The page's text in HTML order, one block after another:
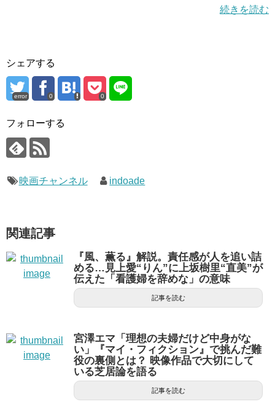
続きを読む
シェアする
error 0 0
フォローする
映画チャンネル indoade
関連記事
『風、薫る』解説。責任感が人を追い詰
める…見上愛“りん”に上坂樹里“直美”が
伝えた「看護婦を辞めな」の意味
記事を読む
宮澤エマ「理想の夫婦だけど中身がな
い」『マイ・フィクション』で挑んだ難
役の裏側とは？ 映像作品で大切にして
いる芝居論を語る
記事を読む